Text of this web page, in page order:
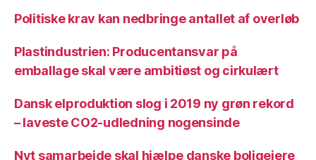
Politiske krav kan nedbringe antallet af overløb
Plastindustrien: Producentansvar på
emballage skal være ambitiøst og cirkulært
Dansk elproduktion slog i 2019 ny grøn rekord
– laveste CO2-udledning nogensinde
Nyt samarbejde skal hjælpe danske boligejere